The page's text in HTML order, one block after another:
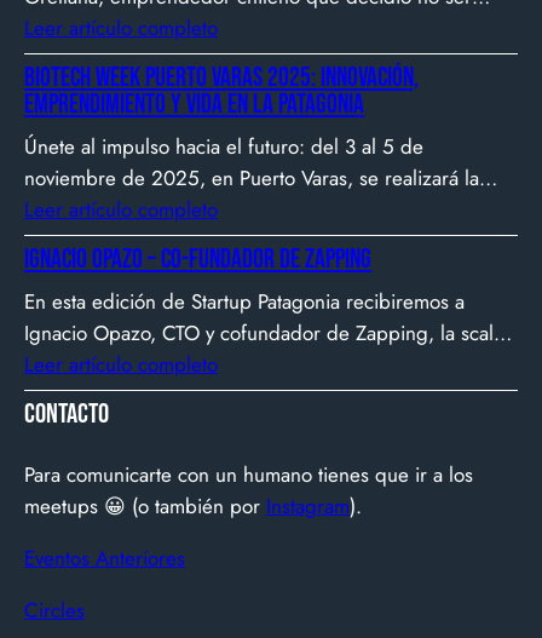
gerente, sino constructor de impacto. Desde que en
2007 fundó Webprendedor (¡un visionario!), evento
que buscó dar visibilidad al emprendimiento
tecnológico en Chile, hasta fundar Welcu, la primera
empresa latinoamericana acelerada por 500 Startups en
Silicon Valley.
Leer artículo completo
Biotech Week Puerto Varas 2025: Innovación,
emprendimiento y vida en la Patagonia
Únete al impulso hacia el futuro: del 3 al 5 de
noviembre de 2025, en Puerto Varas, se realizará la
Biotech Week Puerto Varas 2025 donde la
biotecnología, el emprendimiento y el entorno
patagónico convergen para transformar ideas en
impacto.
Leer artículo completo
Ignacio Opazo – Co-Fundador de Zapping
En esta edición de Startup Patagonia recibiremos a
Ignacio Opazo, CTO y cofundador de Zapping, la scale-
up chilena que está cambiando la manera en que
América Latina ve televisión. ​Zapping nació con una idea
simple y potente: ofrecer una experiencia de TV por
internet fluida, sin decodificadores ni contratos, y hoy
suma más de 600…
Leer artículo completo
Contacto
Para comunicarte con un humano tienes que ir a los
meetups 😀 (o también por Instagram).
Eventos Anteriores
Circles